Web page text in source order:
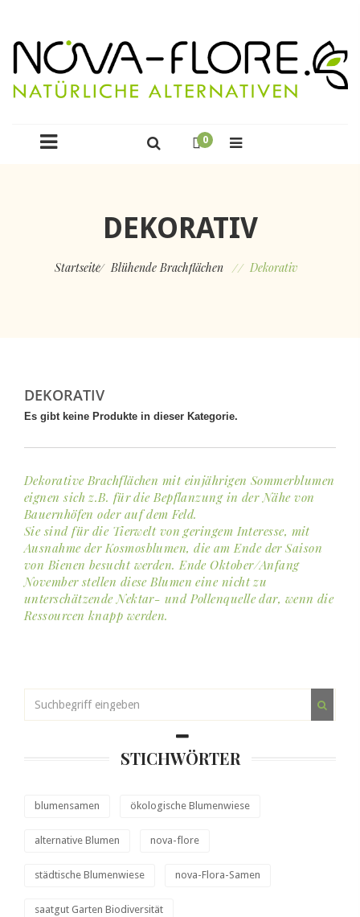
0
DEKORATIV
Startseite Blühende Brachflächen Dekorativ
DEKORATIV
Es gibt keine Produkte in dieser Kategorie.
Dekorative Brachflächen mit einjährigen Sommerblumen
eignen sich z.B. für die Bepflanzung in der Nähe von
Bauernhöfen oder auf dem Feld.
Sie sind für die Tierwelt von geringem Interesse, mit
Ausnahme der Kosmosblumen, die am Ende der Saison
von Bienen besucht werden. Ende Oktober/Anfang
November stellen diese Blumen eine nicht zu
unterschätzende Nektar- und Pollenquelle dar, wenn die
Ressourcen knapp werden.
STICHWÖRTER
blumensamen ökologische Blumenwiese
alternative Blumen nova-flore
städtische Blumenwiese nova-Flora-Samen
saatgut Garten Biodiversität